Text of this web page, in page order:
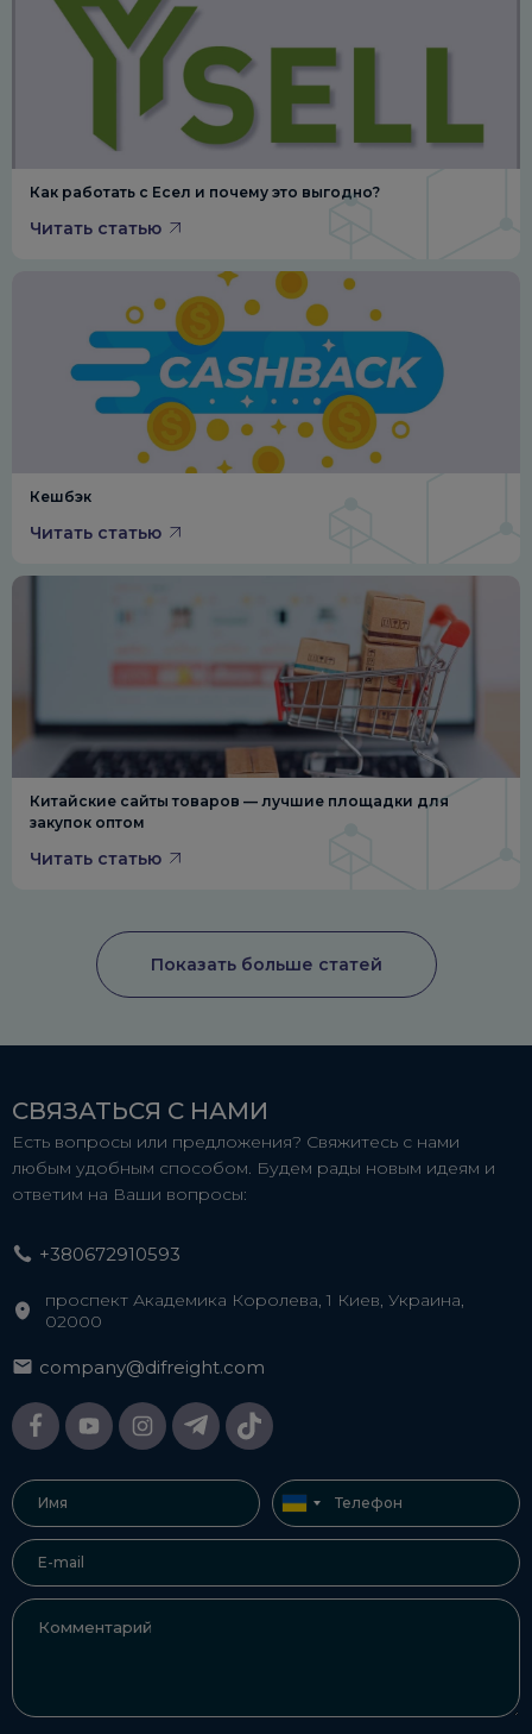
Как работать с Есел и почему это выгодно?
Читать статью
Кешбэк
Читать статью
Китайские сайты товаров — лучшие площадки для
закупок оптом
Читать статью
Показать больше статей
СВЯЗАТЬСЯ С НАМИ
Есть вопросы или предложения? Свяжитесь с нами
любым удобным способом. Будем рады новым идеям и
ответим на Ваши вопросы:
+380672910593
проспект Академика Королева, 1 Киев, Украина,
02000
company@difreight.com